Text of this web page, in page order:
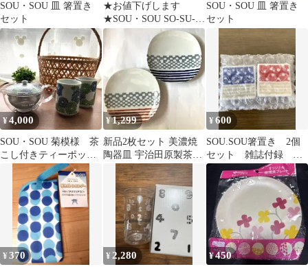
SOU・SOU 皿 箸置き
セット
★お値下げします
★SOU・SOU SO-SU-U
グラス 3個セット ノ
SOU・SOU 皿 箸置き
セット
¥4,000
SOU・SOU 菊模様 茶
こし付きティーポット
湯呑みセット 未使用
¥1,299
新品2枚セット 美濃焼
陶器皿 宇治田原製茶場
スクエアプレート皿
Sousou
¥600
SOU.SOU箸置き 2個
セット 雑誌付録 青
赤ドットストライプ
¥370 ¥ 2,280 ¥450